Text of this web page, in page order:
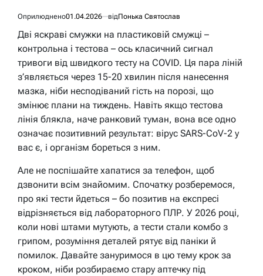
Оприлюднено01.04.2026 відПонька Святослав
Дві яскраві смужки на пластиковій смужці –
контрольна і тестова – ось класичний сигнал
тривоги від швидкого тесту на COVID. Ця пара ліній
з’являється через 15-20 хвилин після нанесення
мазка, ніби несподіваний гість на порозі, що
змінює плани на тиждень. Навіть якщо тестова
лінія блякла, наче ранковий туман, вона все одно
означає позитивний результат: вірус SARS-CoV-2 у
вас є, і організм бореться з ним.
Але не поспішайте хапатися за телефон, щоб
дзвонити всім знайомим. Спочатку розберемося,
про які тести йдеться – бо позитив на експресі
відрізняється від лабораторного ПЛР. У 2026 році,
коли нові штами мутують, а тести стали комбо з
грипом, розуміння деталей рятує від паніки й
помилок. Давайте зануримося в цю тему крок за
кроком, ніби розбираємо стару аптечку під